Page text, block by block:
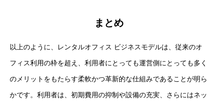
まとめ
以上のように、レンタルオフィス ビジネスモデルは、従来のオ
フィス利用の枠を超え、利用者にとっても運営側にとっても多く
のメリットをもたらす柔軟かつ革新的な仕組みであることが明ら
かです。利用者は、初期費用の抑制や設備の充実、さらにはネッ